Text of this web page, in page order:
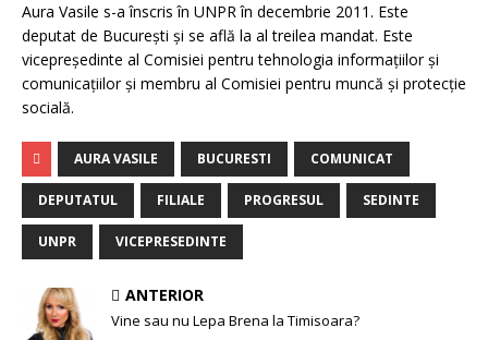
Aura Vasile s-a înscris în UNPR în decembrie 2011. Este
deputat de Bucureşti şi se află la al treilea mandat. Este
vicepreşedinte al Comisiei pentru tehnologia informaţiilor şi
comunicaţiilor şi membru al Comisiei pentru muncă şi protecţie
socială.
AURA VASILE BUCURESTI COMUNICAT
DEPUTATUL FILIALE PROGRESUL SEDINTE
UNPR VICEPRESEDINTE
ANTERIOR
Vine sau nu Lepa Brena la Timisoara?